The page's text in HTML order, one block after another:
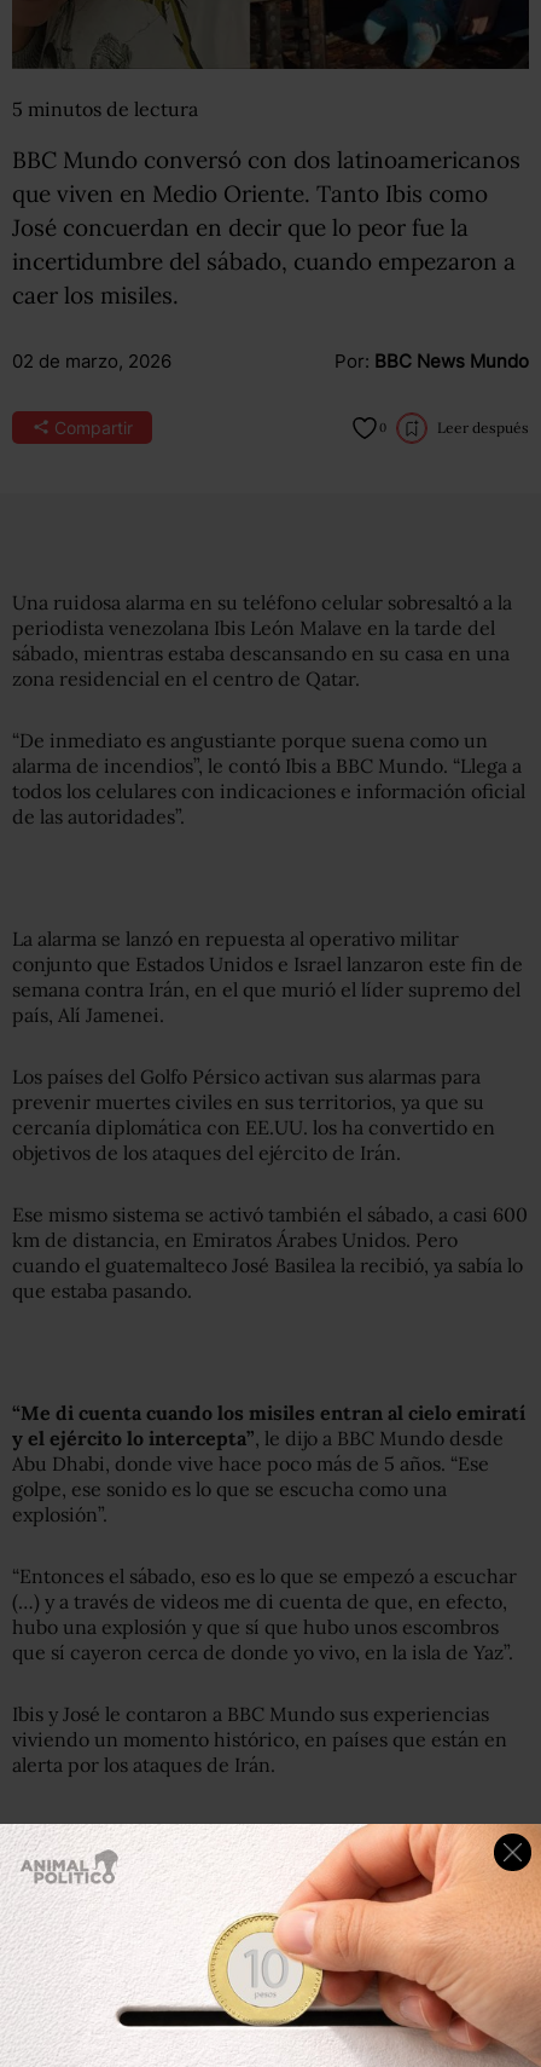
5 minutos de lectura
BBC Mundo conversó con dos latinoamericanos
que viven en Medio Oriente. Tanto Ibis como
José concuerdan en decir que lo peor fue la
incertidumbre del sábado, cuando empezaron a
caer los misiles.
02 de marzo, 2026 Por: BBC News Mundo
Compartir 0 Leer después
Una ruidosa alarma en su teléfono celular sobresaltó a la
periodista venezolana Ibis León Malave en la tarde del
sábado, mientras estaba descansando en su casa en una
zona residencial en el centro de Qatar.
“De inmediato es angustiante porque suena como un
alarma de incendios”, le contó Ibis a BBC Mundo. “Llega a
todos los celulares con indicaciones e información oficial
de las autoridades”.
La alarma se lanzó en repuesta al operativo militar
conjunto que Estados Unidos e Israel lanzaron este fin de
semana contra Irán, en el que murió el líder supremo del
país, Alí Jamenei.
Los países del Golfo Pérsico activan sus alarmas para
prevenir muertes civiles en sus territorios, ya que su
cercanía diplomática con EE.UU. los ha convertido en
objetivos de los ataques del ejército de Irán.
Ese mismo sistema se activó también el sábado, a casi 600
km de distancia, en Emiratos Árabes Unidos. Pero
cuando el guatemalteco José Basilea la recibió, ya sabía lo
que estaba pasando.
“Me di cuenta cuando los misiles entran al cielo emiratí
y el ejército lo intercepta” , le dijo a BBC Mundo desde
Abu Dhabi, donde vive hace poco más de 5 años. “Ese
golpe, ese sonido es lo que se escucha como una
explosión”.
“Entonces el sábado, eso es lo que se empezó a escuchar
(…) y a través de videos me di cuenta de que, en efecto,
hubo una explosión y que sí que hubo unos escombros
que sí cayeron cerca de donde yo vivo, en la isla de Yaz”.
Ibis y José le contaron a BBC Mundo sus experiencias
viviendo un momento histórico, en países que están en
alerta por los ataques de Irán.
“Hay demasiada incertidumbre y miedo”